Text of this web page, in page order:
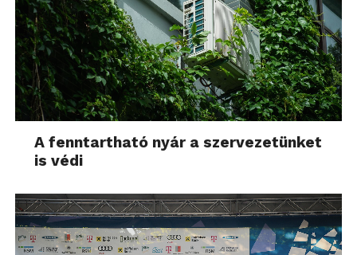
A fenntartható nyár a szervezetünket
is védi